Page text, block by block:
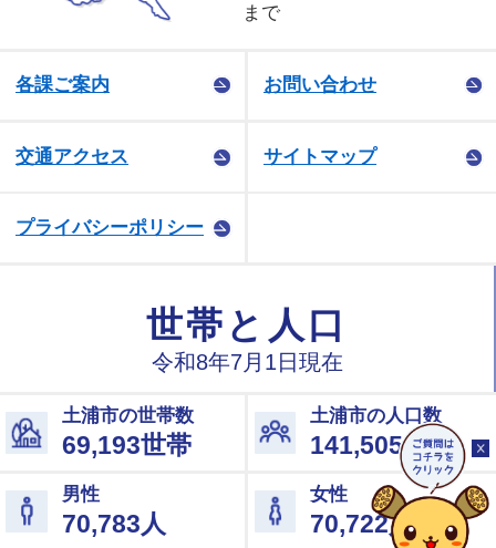
まで
各課ご案内 お問い合わせ
交通アクセス サイトマップ
プライバシーポリシー